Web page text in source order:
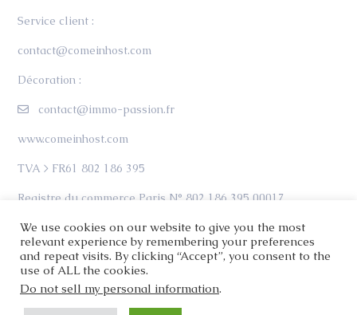
Service client :
contact@comeinhost.com
Décoration :
contact@immo-passion.fr
www.comeinhost.com
TVA > FR61 802 186 395
Registre du commerce Paris N° 802 186 395 00017
We use cookies on our website to give you the most
relevant experience by remembering your preferences
and repeat visits. By clicking “Accept”, you consent to the
use of ALL the cookies.
Do not sell my personal information.